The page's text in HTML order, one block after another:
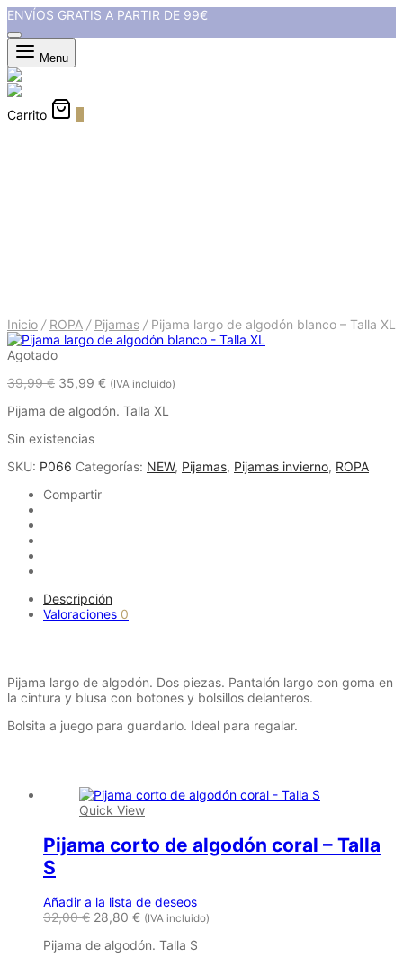
ENVÍOS GRATIS A PARTIR DE 99€
Menu
Carrito
Inicio / ROPA / Pijamas /Pijama largo de algodón blanco – Talla XL
Agotado
39,99€ 35,99 € (IVA incluido)
Pijama de algodón. Talla XL
Sin existencias
SKU: P066 Categorías: NEW, Pijamas, Pijamas invierno, ROPA
Compartir
Descripción
Valoraciones 0
Pijama largo de algodón. Dos piezas. Pantalón largo con goma en
la cintura y blusa con botones y bolsillos delanteros.
Bolsita a juego para guardarlo. Ideal para regalar.
Quick View
Pijama corto de algodón coral – Talla
S
Añadir a la lista de deseos
32,00€ 28,80 € (IVA incluido)
Pijama de algodón. Talla S